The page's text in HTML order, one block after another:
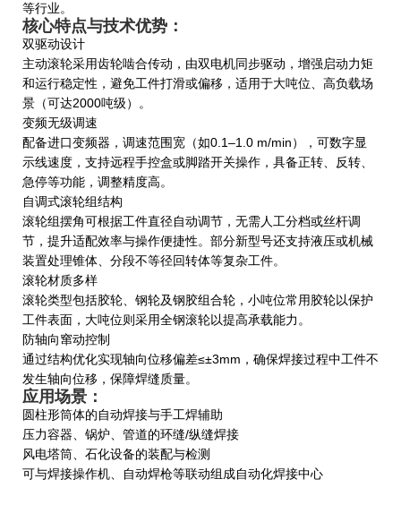
等行业。
核心特点与技术优势：
‌双驱动设计‌
主动滚轮采用齿轮啮合传动，由双电机同步驱动，增强启动力矩
和运行稳定性，避免工件打滑或偏移，适用于大吨位、高负载场
景（可达2000吨级）。
‌变频无级调速‌
配备进口变频器，调速范围宽（如0.1–1.0 m/min），可数字显
示线速度，支持远程手控盒或脚踏开关操作，具备正转、反转、
急停等功能，调整精度高。
‌自调式滚轮组结构‌
滚轮组摆角可根据工件直径自动调节，无需人工分档或丝杆调
节，提升适配效率与操作便捷性。部分新型号还支持液压或机械
装置处理锥体、分段不等径回转体等复杂工件。
‌滚轮材质多样‌
滚轮类型包括胶轮、钢轮及钢胶组合轮，小吨位常用胶轮以保护
工件表面，大吨位则采用全钢滚轮以提高承载能力。
‌防轴向窜动控制‌
通过结构优化实现轴向位移偏差≤±3mm，确保焊接过程中工件不
发生轴向位移，保障焊缝质量。
应用场景：
圆柱形筒体的自动焊接与手工焊辅助
压力容器、锅炉、管道的环缝/纵缝焊接
风电塔筒、石化设备的装配与检测
可与焊接操作机、自动焊枪等联动组成自动化焊接中心